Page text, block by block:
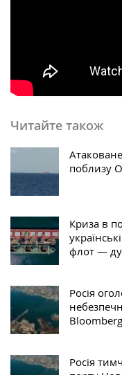
Читайте також
поблизу
Криза в
флот —
Росія
Bloomberg
Росія